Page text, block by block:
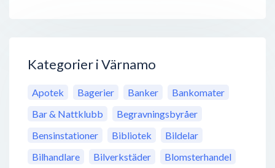
Kategorier i Värnamo
Apotek Bagerier Banker
Bankomater
Bar & Nattklubb
Begravningsbyråer
Bensinstationer
Bibliotek
Bildelar
Bilhandlare
Bilverkstäder
Blomsterhandel